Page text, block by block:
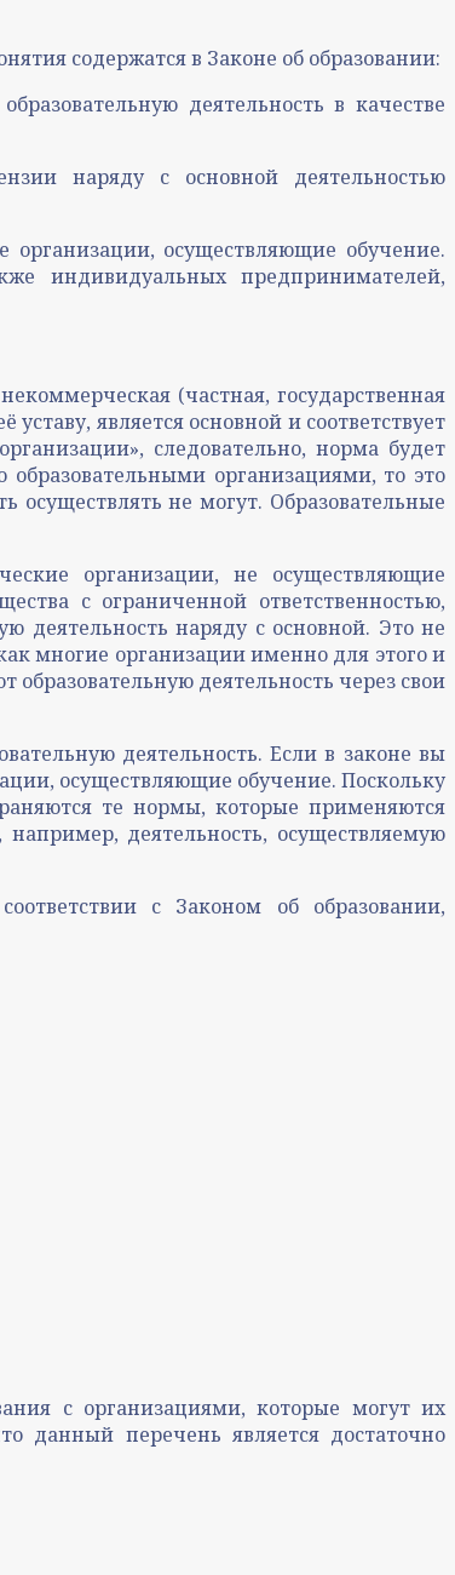
содержатся в Законе об образовании:
деятельность в качестве
наряду с основной деятельностью
организации, осуществляющие обучение.
индивидуальных предпринимателей,
(частная, государственная
является основной и соответствует
следовательно, норма будет
организациями, то это
осуществлять не могут. Образовательные
организации, не осуществляющие
с ограниченной ответственностью,
деятельность наряду с основной. Это не
многие организации именно для этого и
деятельность через свои
деятельность. Если в законе вы
осуществляющие обучение. Поскольку
те нормы, которые применяются
деятельность, осуществляемую
с Законом об образовании,
с организациями, которые могут их
данный перечень является достаточно